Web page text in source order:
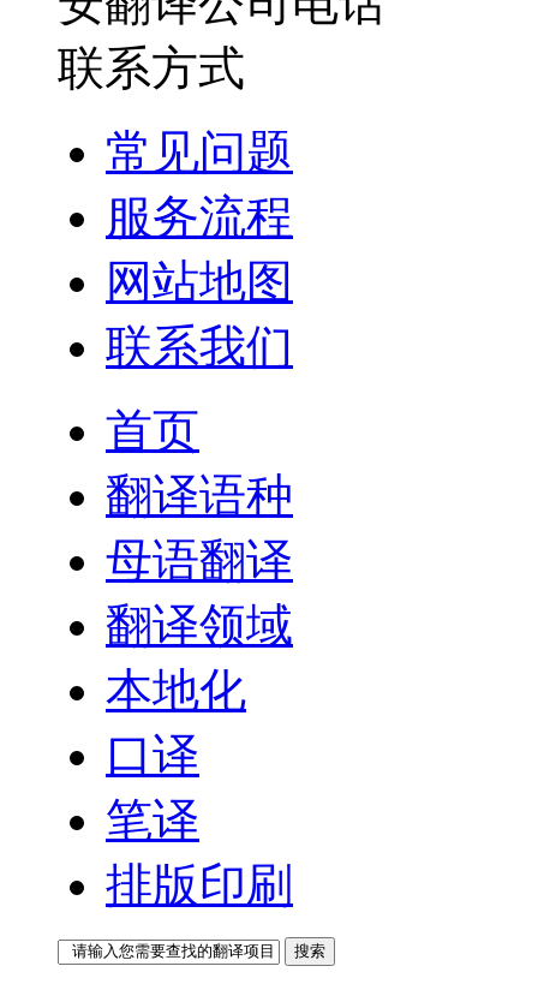
常见问题
服务流程
网站地图
联系我们
首页
翻译语种
母语翻译
翻译领域
本地化
口译
笔译
排版印刷